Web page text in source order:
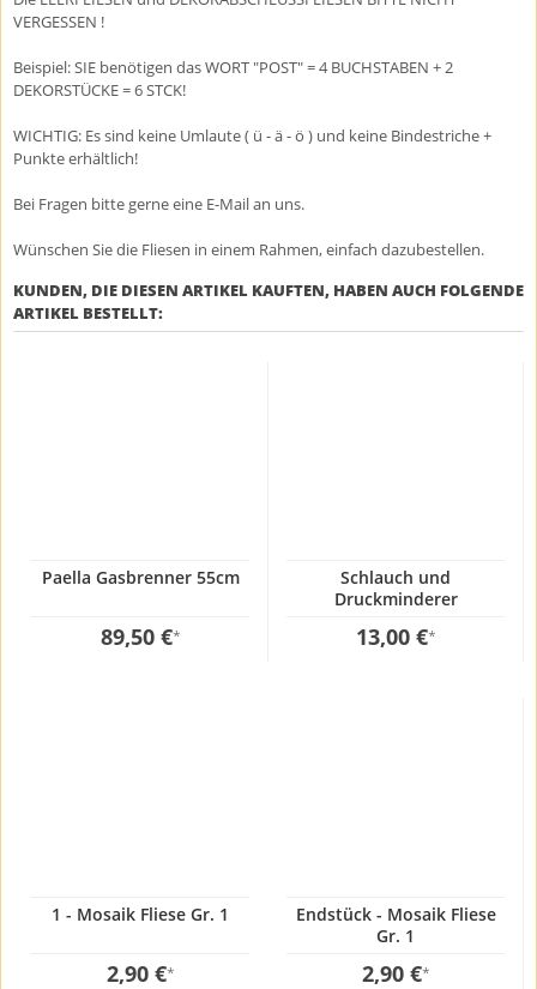
VERGESSEN !
Beispiel: SIE benötigen das WORT "POST" = 4 BUCHSTABEN + 2
DEKORSTÜCKE = 6 STCK!
WICHTIG: Es sind keine Umlaute ( ü - ä - ö ) und keine Bindestriche +
Punkte erhältlich!
Bei Fragen bitte gerne eine E-Mail an uns.
Wünschen Sie die Fliesen in einem Rahmen, einfach dazubestellen.
KUNDEN, DIE DIESEN ARTIKEL KAUFTEN, HABEN AUCH FOLGENDE
ARTIKEL BESTELLT:
Paella Gasbrenner 55cm
89,50 €*
Schlauch und
Druckminderer
13,00 €*
1 - Mosaik Fliese Gr. 1
2,90 €*
Endstück - Mosaik Fliese
Gr. 1
2,90 €*